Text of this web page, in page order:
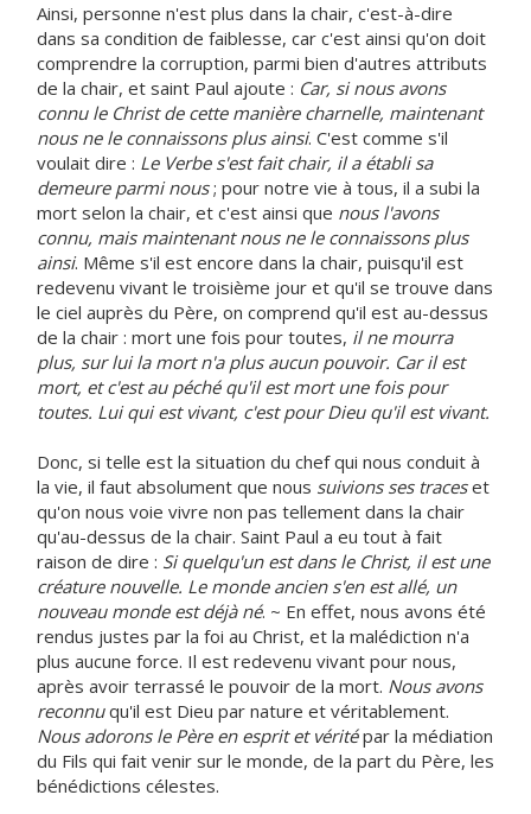
Ainsi, personne n'est plus dans la chair, c'est-à-dire
dans sa condition de faiblesse, car c'est ainsi qu'on doit
comprendre la corruption, parmi bien d'autres attributs
de la chair, et saint Paul ajoute : Car, si nous avons
connu le Christ de cette manière charnelle, maintenant
nous ne le connaissons plus ainsi. C'est comme s'il
voulait dire : Le Verbe s'est fait chair, il a établi sa
demeure parmi nous; pour notre vie à tous, il a subi la
mort selon la chair, et c'est ainsi que nous l'avons
connu, mais maintenant nous ne le connaissons plus
ainsi. Même s'il est encore dans la chair, puisqu'il est
redevenu vivant le troisième jour et qu'il se trouve dans
le ciel auprès du Père, on comprend qu'il est au-dessus
de la chair : mort une fois pour toutes, il ne mourra
plus, sur lui la mort n'a plus aucun pouvoir. Car il est
mort, et c'est au péché qu'il est mort une fois pour
toutes. Lui qui est vivant, c'est pour Dieu qu'il est vivant.
Donc, si telle est la situation du chef qui nous conduit à
la vie, il faut absolument que nous suivions ses traceset
qu'on nous voie vivre non pas tellement dans la chair
qu'au-dessus de la chair. Saint Paul a eu tout à fait
raison de dire : Si quelqu'un est dans le Christ, il est une
créature nouvelle. Le monde ancien s'en est allé, un
nouveau monde est déjà né. ~ En effet, nous avons été
rendus justes par la foi au Christ, et la malédiction n'a
plus aucune force. Il est redevenu vivant pour nous,
après avoir terrassé le pouvoir de la mort. Nous avons
reconnuqu'il est Dieu par nature et véritablement.
Nous adorons le Père en esprit et véritépar la médiation
du Fils qui fait venir sur le monde, de la part du Père, les
bénédictions célestes.